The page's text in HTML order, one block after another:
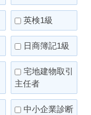
英検1級
日商簿記1級
宅地建物取引
主任者
中小企業診断